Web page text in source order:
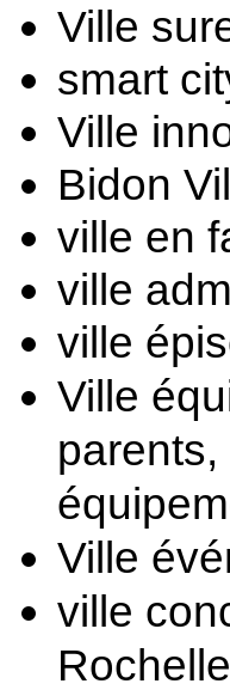
Ville
smart
Ville
Bidon
ville en
ville
ville
Ville
Ville
ville
Rochelle